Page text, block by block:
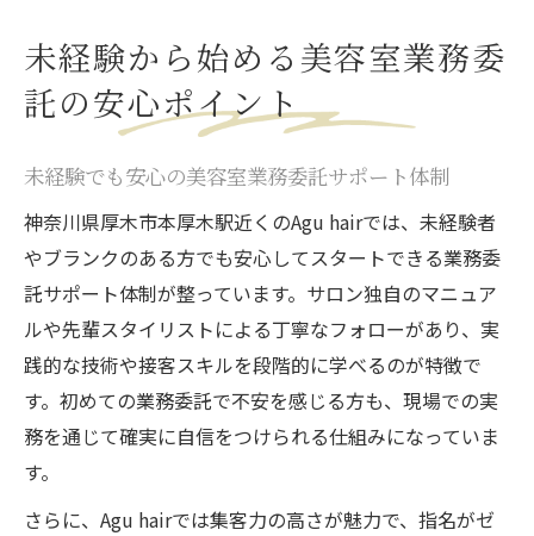
未経験から始める美容室業務委
託の安心ポイント
未経験でも安心の美容室業務委託サポート体制
神奈川県厚木市本厚木駅近くのAgu hairでは、未経験者
やブランクのある方でも安心してスタートできる業務委
託サポート体制が整っています。サロン独自のマニュア
ルや先輩スタイリストによる丁寧なフォローがあり、実
践的な技術や接客スキルを段階的に学べるのが特徴で
す。初めての業務委託で不安を感じる方も、現場での実
務を通じて確実に自信をつけられる仕組みになっていま
す。
さらに、Agu hairでは集客力の高さが魅力で、指名がゼ